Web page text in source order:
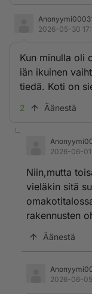
2026-05-30
Kun minulla oli
iän ikuinen
tiedä. Koti on
2 Äänestä
2026-06-01
Niin,mutta
vieläkin sitä
rakennusten
Äänestä
2026-06-05